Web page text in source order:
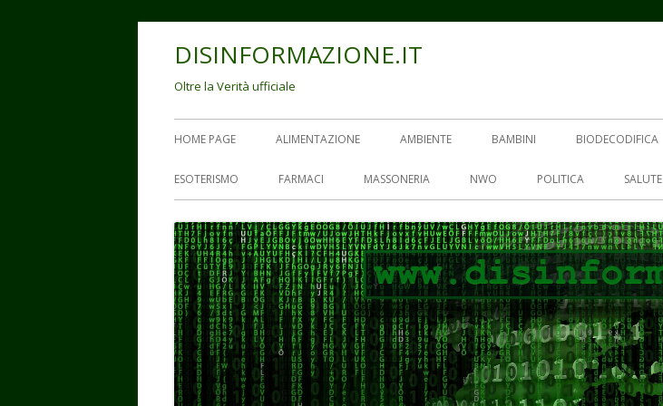
DISINFORMAZIONE.IT
Oltre la Verità ufficiale
Menu
principale
HOME PAGE ALIMENTAZIONE AMBIENTE BAMBINI BIODECODIFICA
ESOTERISMO FARMACI MASSONERIA NWO POLITICA SALUTE